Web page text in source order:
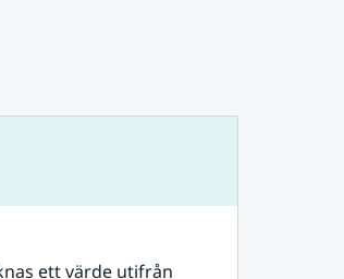
ett värde utifrån